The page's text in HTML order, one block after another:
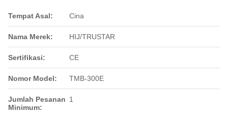
Tempat Asal: Cina
Nama Merek: HIJ/TRUSTAR
Sertifikasi: CE
Nomor Model: TMB-300E
Jumlah Pesanan
Minimum:
1